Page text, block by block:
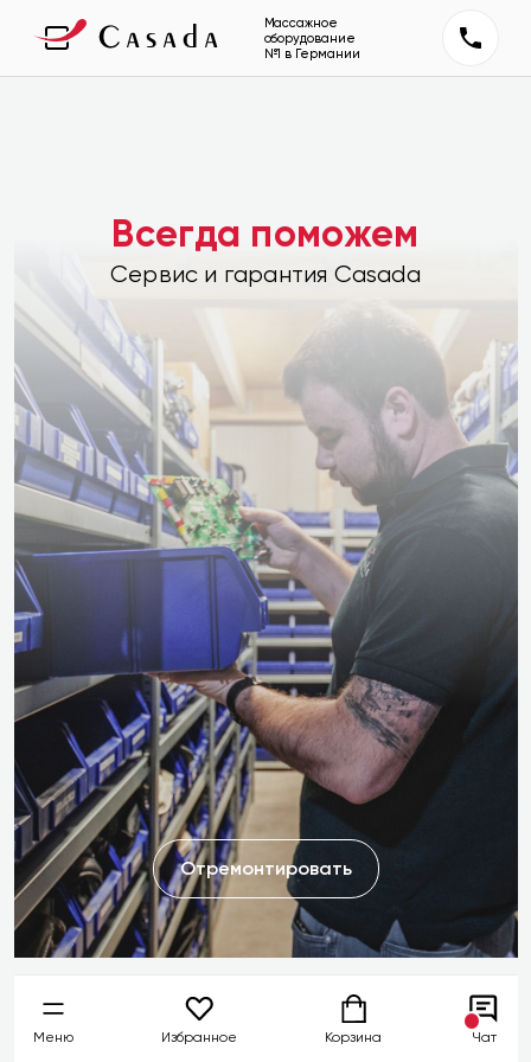
Массажное
оборудование
№1 в Германии
Всегда поможем
Сервис и гарантия Casada
Отремонтировать
Не забудьте о расширенной гарантии
Меню Избранное Корзина Чат